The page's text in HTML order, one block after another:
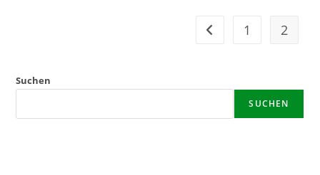
Gehe zur vorherigen
1 2
Suchen
SUCHEN